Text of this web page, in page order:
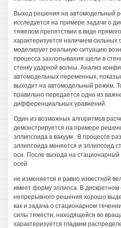
Выход решения на автомодельный
исследуется на примере задачи о
тяжелом препятствии в виде
характеризуется наличием
моделирует реальную ситуацию
процесса захлопывания щели в
стенку ударной волны. Анализ
автомодельных переменных,
выходит на автомодельный режим.
правильно передается одно из
дифференциальных уравнений.
Один из возможных алгоритмов
демонстрируется на примере
эллипсоида в вакуум . В процессе
эллипсоида меняется и эллипсоид
оси. После выхода на
осей
не изменяется и равно известной
имеет форму эллипса. В дискретном
непрерывного решения хорошо
как и задача о стационарном
силы тяжести, находящейся во
характеризуется гладким